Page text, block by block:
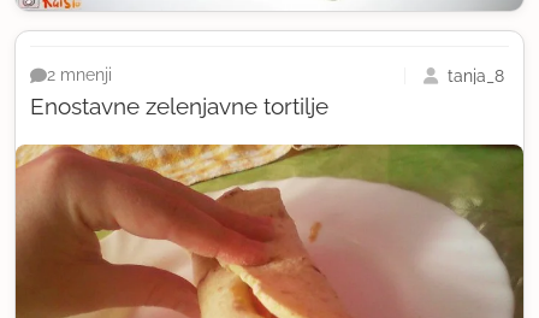
Enostavne zelenjavne tortilje
2 mnenji tanja_8